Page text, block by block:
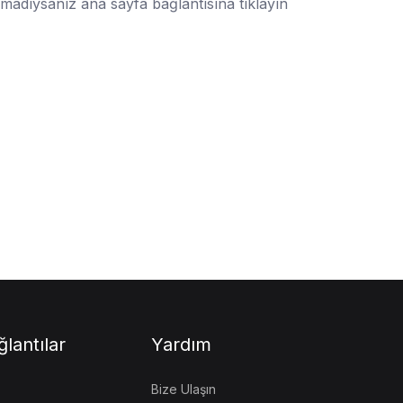
Yardım
Bize Ulaşın